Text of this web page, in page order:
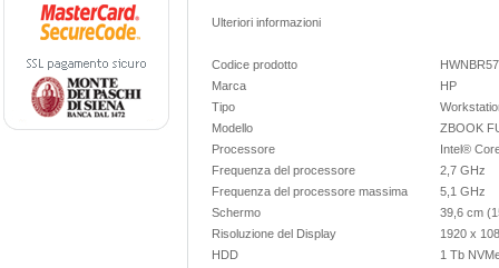
Ulteriori informazioni
Codice prodotto
Marca
HP
Tipo
Modello
ZBOOK
Processore
Intel®
Frequenza del processore
2,7 GHz
Frequenza del processore massima
5,1 GHz
Schermo
39,6 cm
Risoluzione del Display
1920 x
HDD
1 Tb